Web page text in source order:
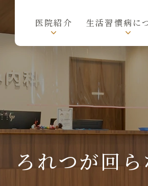
ろ
回
ら
い・
し
ゃ
べ
り
医院紹介 生活習慣病に
ろれつが回